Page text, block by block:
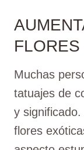
Muchas
tatuajes de
y
flores